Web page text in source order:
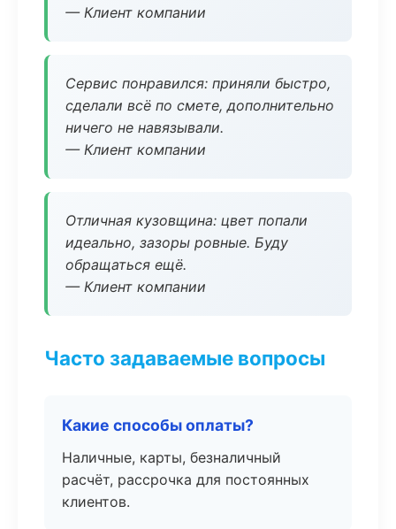
— Клиент компании
Сервис понравился: приняли быстро,
сделали всё по смете, дополнительно
ничего не навязывали.
— Клиент компании
Отличная кузовщина: цвет попали
идеально, зазоры ровные. Буду
обращаться ещё.
— Клиент компании
Часто задаваемые вопросы
Какие способы оплаты?
Наличные, карты, безналичный
расчёт, рассрочка для постоянных
клиентов.